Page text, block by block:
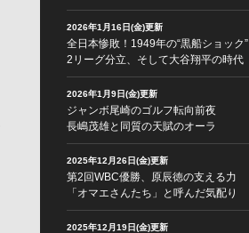
2026年1月16日(金)更新
全日本惨敗！1949年の“黒船ショック”
2リーグ分立、そして大谷翔平の時代
2026年1月9日(金)更新
ジャンボ尾崎のゴルフ転向前夜
長嶋茂雄と同質の天賦のオーラ
2025年12月26日(金)更新
第2回WBC優勝、原辰徳の支える力
「オマエさんたち」と呼んだ気配り
2025年12月19日(金)更新